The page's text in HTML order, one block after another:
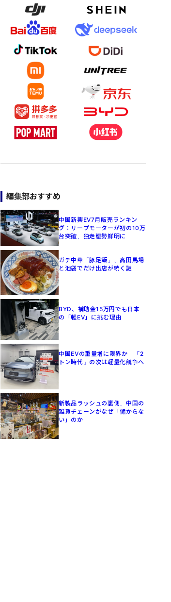
編集部おすすめ
中国新興EV7月販売ランキン
グ：リープモーターが初の10万
台突破、独走態勢鮮明に
ガチ中華「豚足飯」、高田馬場
と池袋でだけ出店が続く謎
BYD、補助金15万円でも日本
の「軽EV」に挑む理由
中国EVの重量増に限界か 「2
トン時代」の次は軽量化競争へ
新製品ラッシュの裏側、中国の
雑貨チェーンがなぜ「儲からな
い」のか